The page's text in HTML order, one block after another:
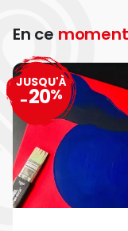
En ce moment
JUSQU'À
-20%